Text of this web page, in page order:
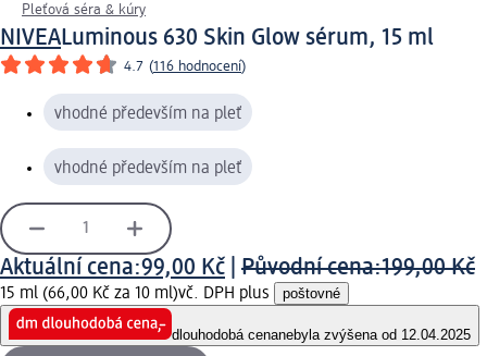
Pleťová séra & kúry
NIVEALuminous 630 Skin Glow sérum, 15 ml
4.7 (116 hodnocení)
vhodné především na pleť
vhodné především na pleť
Aktuální cena:99,00 Kč Původní cena:199,00 Kč
15 ml (66,00 Kč za 10 ml)vč. DPH plus poštovné
dlouhodobá cenanebyla zvýšena od 12.04.2025